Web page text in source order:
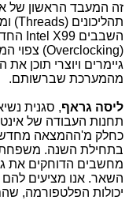
תהליכונים (Threads
)
השבבים Intel X99
(
Overclocking) צפוי
גיימרים ויוצרי תוכן
מהמערכת שברשותם.
ליסה גראף, סגנית
תחנות העבודה של
כחלק מ'ההמצאה מחדש
בתחילת השנה. משפחת
מחשבים הדוחקים את
השאר. אנו מציעים להם
יכולות הפלטפורמה,